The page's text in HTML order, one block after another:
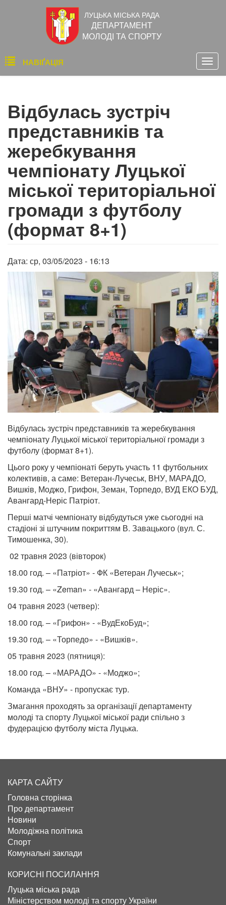
ЛУЦЬКА МІСЬКА РАДА
ДЕПАРТАМЕНТ
МОЛОДІ ТА СПОРТУ
Основна
навіґація
НАВІҐАЦІЯ
Відбулась зустріч
представників та
жеребкування
чемпіонату Луцької
міської територіальної
громади з футболу
(формат 8+1)
Дата: ср, 03/05/2023 - 16:13
Відбулась зустріч представників та жеребкування
чемпіонату Луцької міської територіальної громади з
футболу (формат 8+1).
Цього року у чемпіонаті беруть участь 11 футбольних
колективів, а саме: Ветеран-Лучеськ, ВНУ, МАРАДО,
Вишків, Моджо, Грифон, Земан, Торпедо, ВУД ЕКО БУД,
Авангард-Неріс Патріот.
Перші матчі чемпіонату відбудуться уже сьогодні на
стадіоні зі штучним покриттям В. Завацького (вул. С.
Тимошенка, 30).
02 травня 2023 (вівторок)
18.00 год. – «Патріот» - ФК «Ветеран Лучеськ»;
19.30 год. – «Zeman» - «Авангард – Неріс».
04 травня 2023 (четвер):
18.00 год. – «Грифон» - «ВудЕкоБуд»;
19.30 год. – «Торпедо» - «Вишків».
05 травня 2023 (пятниця):
18.00 год. – «МАРАДО» - «Моджо»;
Команда «ВНУ» - пропускає тур.
Змагання проходять за організації департаменту
молоді та спорту Луцької міської ради спільно з
фудерацією футболу міста Луцька.
КАРТА САЙТУ
Головна сторінка
Про департамент
Новини
Молодіжна політика
Спорт
Комунальні заклади
КОРИСНІ ПОСИЛАННЯ
Луцька міська рада
Міністерством молоді та спорту України